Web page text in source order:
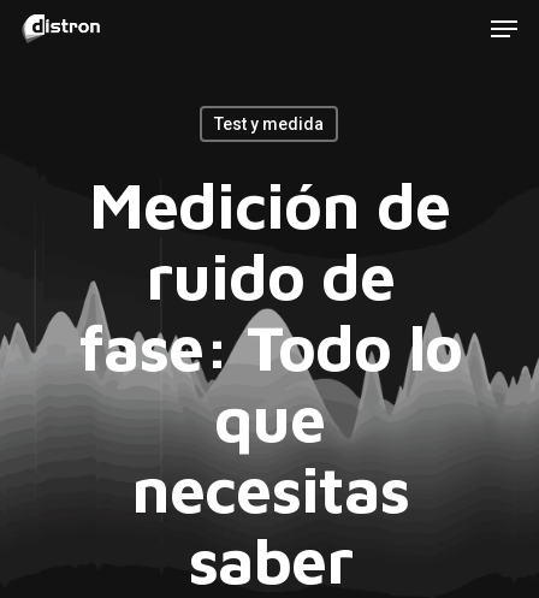
Skip
Test y medida
Medición de
ruido de
fase: Todo lo
que
necesitas
saber